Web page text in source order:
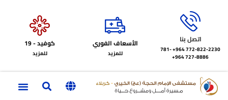
اتصل بنا
772-822-2230‏ 964+
781-
727-8886 964+
الأسعاف الفوري
للمزيد
كوفيد - 19
للمزيد